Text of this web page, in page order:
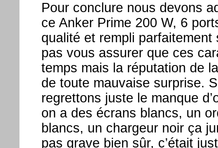
Pour conclure nous devons
ce Anker Prime 200 W, 6
qualité et rempli
pas vous assurer que ces
temps mais la réputation de
de toute mauvaise surprise.
regrettons juste le manque
on a des écrans blancs, un
blancs, un chargeur noir ça
pas grave bien sûr, c’était